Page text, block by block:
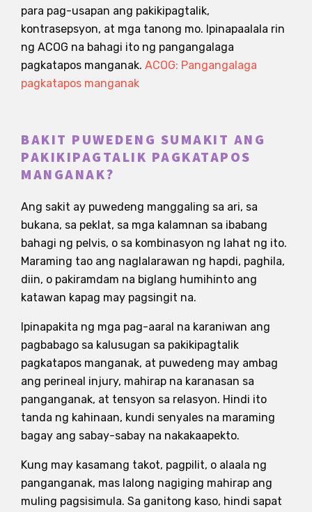
para pag-usapan ang pakikipagtalik,
kontrasepsyon, at mga tanong mo. Ipinapaalala rin
ng ACOG na bahagi ito ng pangangalaga
pagkatapos manganak. ACOG: Pangangalaga
pagkatapos manganak
BAKIT PUWEDENG SUMAKIT ANG
PAKIKIPAGTALIK PAGKATAPOS
MANGANAK?
Ang sakit ay puwedeng manggaling sa ari, sa
bukana, sa peklat, sa mga kalamnan sa ibabang
bahagi ng pelvis, o sa kombinasyon ng lahat ng ito.
Maraming tao ang naglalarawan ng hapdi, paghila,
diin, o pakiramdam na biglang humihinto ang
katawan kapag may pagsingit na.
Ipinapakita ng mga pag-aaral na karaniwan ang
pagbabago sa kalusugan sa pakikipagtalik
pagkatapos manganak, at puwedeng may ambag
ang perineal injury, mahirap na karanasan sa
panganganak, at tensyon sa relasyon. Hindi ito
tanda ng kahinaan, kundi senyales na maraming
bagay ang sabay-sabay na nakakaapekto.
Kung may kasamang takot, pagpilit, o alaala ng
panganganak, mas lalong nagiging mahirap ang
muling pagsisimula. Sa ganitong kaso, hindi sapat